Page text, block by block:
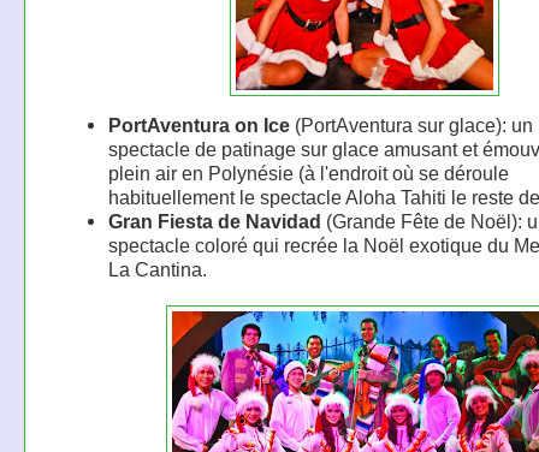
PortAventura on Ice(PortAventura sur glace): un
spectacle de patinage sur glace amusant et
plein air en Polynésie (à l'endroit où se déroule
habituellement le spectacle Aloha Tahiti le reste
Gran Fiesta de Navidad (Grande Fête de Noël):
spectacle coloré qui recrée la Noël exotique du
La Cantina.